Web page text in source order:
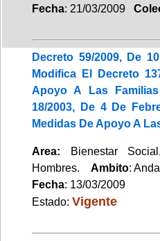
Fecha: 21/03/2009
Decreto 59/2009, De
Modifica El Decreto
Apoyo A Las
18/2003, De 4 De
Medidas De Apoyo A
Area: Bienestar
Hombres. Ambito:
Fecha: 13/03/2009
Estado: Vigente